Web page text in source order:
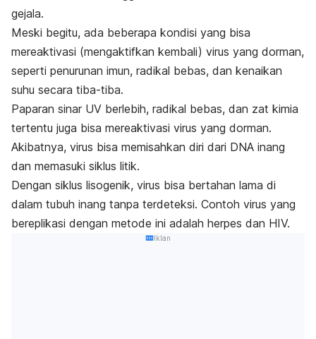
gejala.
Meski begitu, ada beberapa kondisi yang bisa
mereaktivasi (mengaktifkan kembali) virus yang dorman,
seperti penurunan imun, radikal bebas, dan kenaikan
suhu secara tiba-tiba.
Paparan sinar UV berlebih, radikal bebas, dan zat kimia
tertentu juga bisa mereaktivasi virus yang dorman.
Akibatnya, virus bisa memisahkan diri dari DNA inang
dan memasuki siklus litik.
Dengan siklus lisogenik, virus bisa bertahan lama di
dalam tubuh inang tanpa terdeteksi. Contoh virus yang
bereplikasi dengan metode ini adalah herpes dan HIV.
Iklan